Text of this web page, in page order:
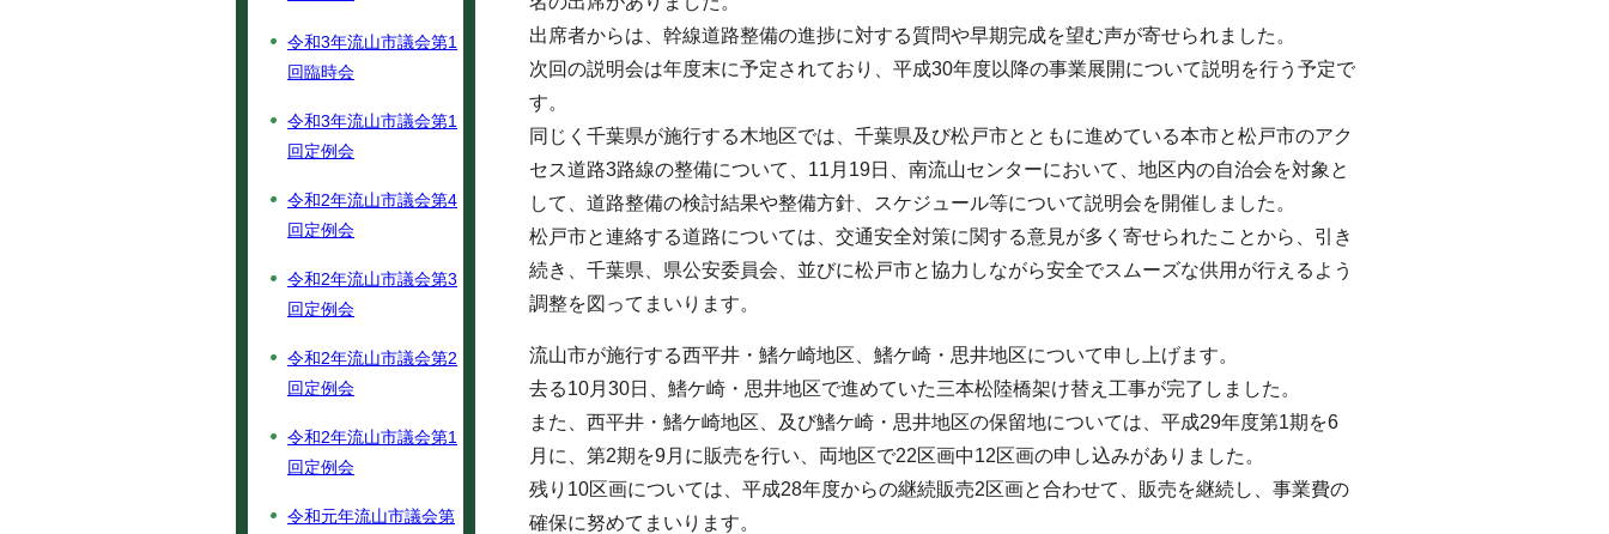
出席者からは、幹線道路整備の進捗に対する質問や早期完成を望む声が寄せられました。
次回の説明会は年度末に予定されており、平成30年度以降の事業展開について説明を行う予定で
す。
同じく千葉県が施行する木地区では、千葉県及び松戸市とともに進めている本市と松戸市のアク
セス道路3路線の整備について、11月19日、南流山センターにおいて、地区内の自治会を対象と
して、道路整備の検討結果や整備方針、スケジュール等について説明会を開催しました。
松戸市と連絡する道路については、交通安全対策に関する意見が多く寄せられたことから、引き
続き、千葉県、県公安委員会、並びに松戸市と協力しながら安全でスムーズな供用が行えるよう
調整を図ってまいります。
流山市が施行する西平井・鰭ケ崎地区、鰭ケ崎・思井地区について申し上げます。
去る10月30日、鰭ケ崎・思井地区で進めていた三本松陸橋架け替え工事が完了しました。
また、西平井・鰭ケ崎地区、及び鰭ケ崎・思井地区の保留地については、平成29年度第1期を6
月に、第2期を9月に販売を行い、両地区で22区画中12区画の申し込みがありました。
残り10区画については、平成28年度からの継続販売2区画と合わせて、販売を継続し、事業費の
確保に努めてまいります。
令和3年流山市議会第1
回臨時会
令和3年流山市議会第1
回定例会
令和2年流山市議会第4
回定例会
令和2年流山市議会第3
回定例会
令和2年流山市議会第2
回定例会
令和2年流山市議会第1
回定例会
令和元年流山市議会第